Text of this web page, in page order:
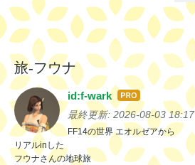
旅‐フウナ
id:f-wark はて
なブ
ログ
Pro
最終更新: 2026-08-03 18:17
FF14の世界 エオルゼアから
リアルinした
フウナさんの地球旅